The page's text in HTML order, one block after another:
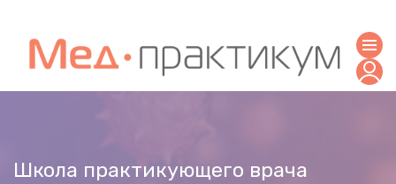
Школа практикующего врача